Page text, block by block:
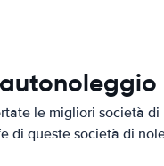
le migliori società
di queste società di